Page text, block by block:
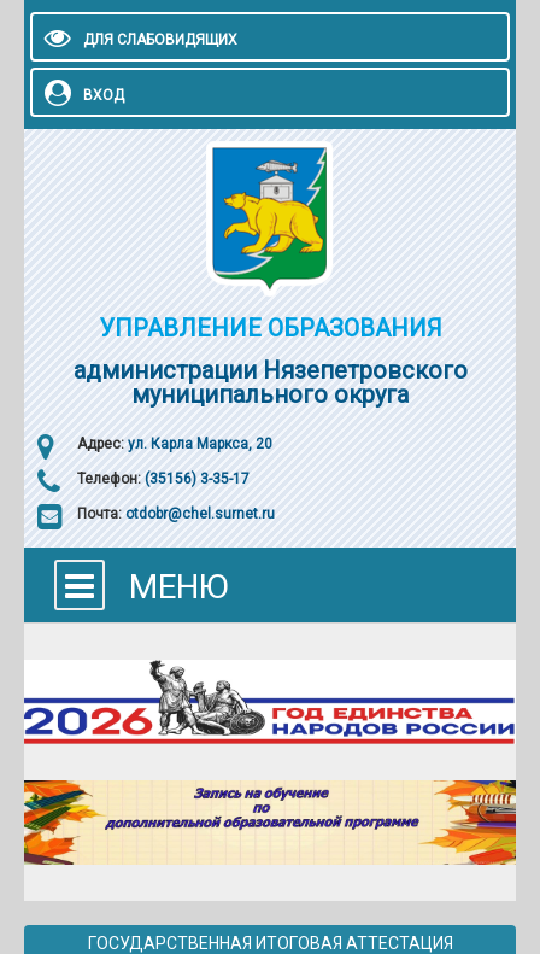
ДЛЯ СЛАБОВИДЯЩИХ
ВХОД
УПРАВЛЕНИЕ ОБРАЗОВАНИЯ
администрации Нязепетровского
муниципального округа
Адрес: ул. Карла Маркса, 20
Телефон: (35156) 3-35-17
Почта: otdobr@chel.surnet.ru
МЕНЮ
ГОСУДАРСТВЕННАЯ ИТОГОВАЯ АТТЕСТАЦИЯ